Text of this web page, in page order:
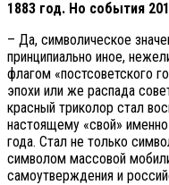
1883 год. Но события
– Да, символическое
принципиально иное,
флагом «постсоветского
эпохи или же распада
красный триколор стал
настоящему «свой»
года. Стал не только
символом массовой
самоутверждения и